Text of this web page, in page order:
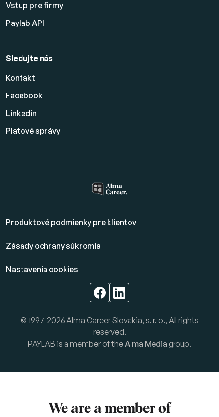
Vstup pre firmy
Paylab API
Sledujte nás
Kontakt
Facebook
Linkedin
Platovésprávy
Produktové podmienky pre klientov
Zásady ochrany súkromia
Nastavenia cookies
© 1997-2026 Alma Career Slovakia, s. r. o., All rights
reserved.
PAYLAB is a member of theAlma Media group.
We are a member of